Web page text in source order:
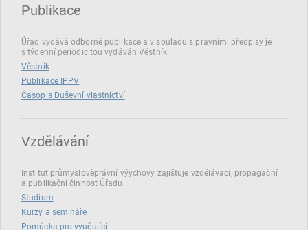
Publikace
Úřad vydává odborné publikace a v souladu s právními předpisy je
s týdenní periodicitou vydáván Věstník
Věstník
Publikace IPPV
Časopis Duševní vlastnictví
Vzdělávání
Institut průmyslověprávní výychovy zajišťuje vzdělávací, propagační
a publikační činnost Úřadu
Studium
Kurzy a semináře
Pomůcka pro vyučující